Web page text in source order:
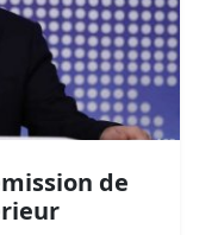
de